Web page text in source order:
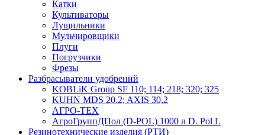
Катки
Культиваторы
Лущильники
Мульчировщики
Плуги
Погрузчики
Фрезы
Разбрасыватели удобрений
KOBLiK Group SF 110; 114; 218; 320; 325
KUHN MDS 20.2; AXIS 30,2
АГРО-ТЕХ
АгроГруппДПол (D-POL) 1000 л D. Pol L
Резинотехнические изделия (РТИ)